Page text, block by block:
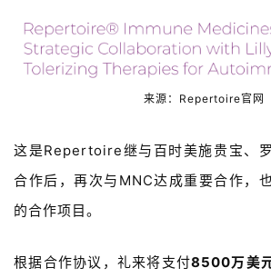
来源： Repertoire官网
这是Repertoire继与百时美施贵宝、
合作后，再次与MNC达成重要合作，
的合作项目。
根据合作协议，礼来将支付8500万美